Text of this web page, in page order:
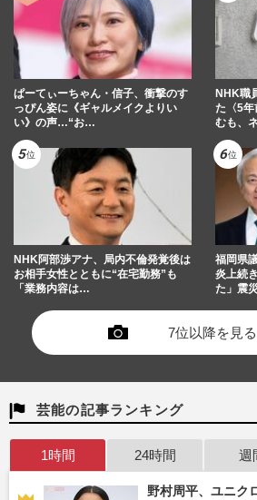
ぱーてぃーちゃん・信子、衝撃のす
っぴん姿に《ギャルメイクよりい
い》の声…“お…
NHK職
た〈5年
むも、
NHK阿部渉アナ、局内不倫発覚後は
お相手女性とともに“在宅勤務”も
「業務内容は…
福岡県
炎上続
た」震
7位以降を見る
芸能の記事ランキング
1時間 24時間 週
野村周平、ユニク